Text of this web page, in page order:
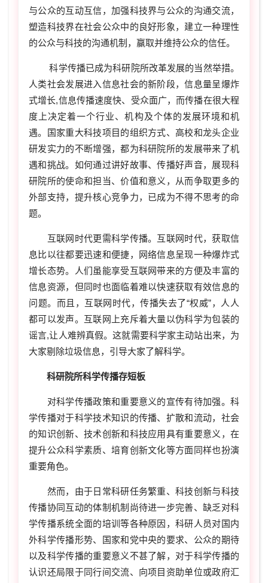
与公众的互动互信，加强科技界与公众的沟通交流，
塑造科技界在社会公众中的良好形象，建立一种理性
的公众与科技的沟通机制，赢取并维持公众的信任。
科学传播已成为科研院所改革发展的当然举措。
人类社会发展进入信息社会的新阶段，信息量呈爆炸
式增长,信息传播速度快、受众面广，而传播在很大程
度上决定着一个行业、机构及个体的发展环境和机
遇。国家重大科技项目的组织方式、高校和龙头企业
研发实力的不断增强，都为科研院所的发展带来了机
遇和挑战。如何通过讲好故事、传播好声音，展现科
研院所的使命和担当、价值和意义，从而争取更多的
外部支持，提升核心竞争力，已成为不得不思考的命
题。
互联网时代更需科学传播。互联网时代，获取信
息比以往都要迅速和便捷，网络信息呈现一种爆炸式
增长态势。人们虽能享受互联网带来的方便及丰富的
信息资源，但同时也面临着难以快速获取有效信息的
问题。而且，互联网时代，传播失去了“权威”，人人
都可以发声。互联网上充斥着大量以伪科学为包装的
谣言,让人难辨真假。这就需要科学家主动站出来，为
大家剔除垃圾信息，引导大家了解科学。
科研院所科学传播存短板
对科学传播政策和重要意义的宣传有待加强。科
学传播对于科学技术知识的传播、扩散和流动，社会
的知识创新、技术创新和科技应用具有重要意义，在
提升公众科学素质、培育创新文化等方面同样也扮演
重要角色。
然而，由于日常科研任务繁重、科技创新与科技
传播协同互动的体制机制尚待进一步完善、缺乏对科
学传播系统全面的培训等各种原因，科研人员对国内
外科学传播形势、国家和党中央的要求、公众的期待
以及科学传播的重要意义不甚了解，对于科学传播的
认识还局限于同行间交流、向项目资助单位或政府汇